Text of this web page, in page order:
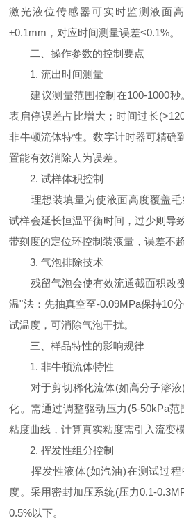
激光液位传感器可实时监测液面
±0.1mm，对应时间测量误差<0.1%。
二、操作参数的控制要点
1. 流出时间测量
建议测量范围控制在100-1000秒
表启停误差占比增大；时间过长
非牛顿流体特性。数字计时器可精确
置能有效消除人为误差。
2. 试样体积控制
理想装填量为使液面高度覆盖毛
试样会延长恒温平衡时间，过少则导
带刻度的定位环控制装液量，误差不
3. 气泡排除技术
残留气泡会使有效流通截面积改
温"法：先抽真空至-0.09MPa保持10
试温度，可消除气泡干扰。
三、样品特性的影响规律
1. 非牛顿流体特性
对于剪切稀化流体(如高分子溶液)
化。需通过调整驱动压力(5-50kPa
粘度曲线，计算真实粘度需引入流变
2. 挥发性组分控制
挥发性液体(如汽油)在测试过程
度。采用密封加压系统(压力0.1-
0.5%以下。